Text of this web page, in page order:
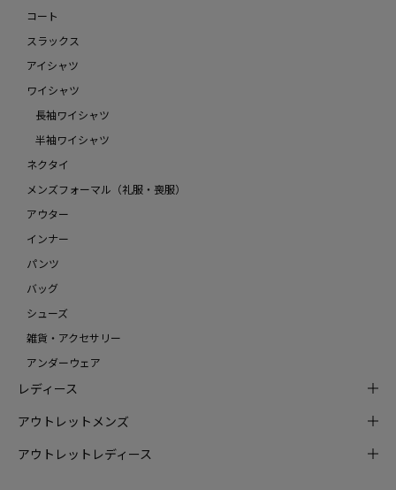
コート
スラックス
アイシャツ
ワイシャツ
長袖ワイシャツ
半袖ワイシャツ
ネクタイ
メンズフォーマル（礼服・喪服）
アウター
インナー
パンツ
バッグ
シューズ
雑貨・アクセサリー
アンダーウェア
レディース
アウトレットメンズ
アウトレットレディース